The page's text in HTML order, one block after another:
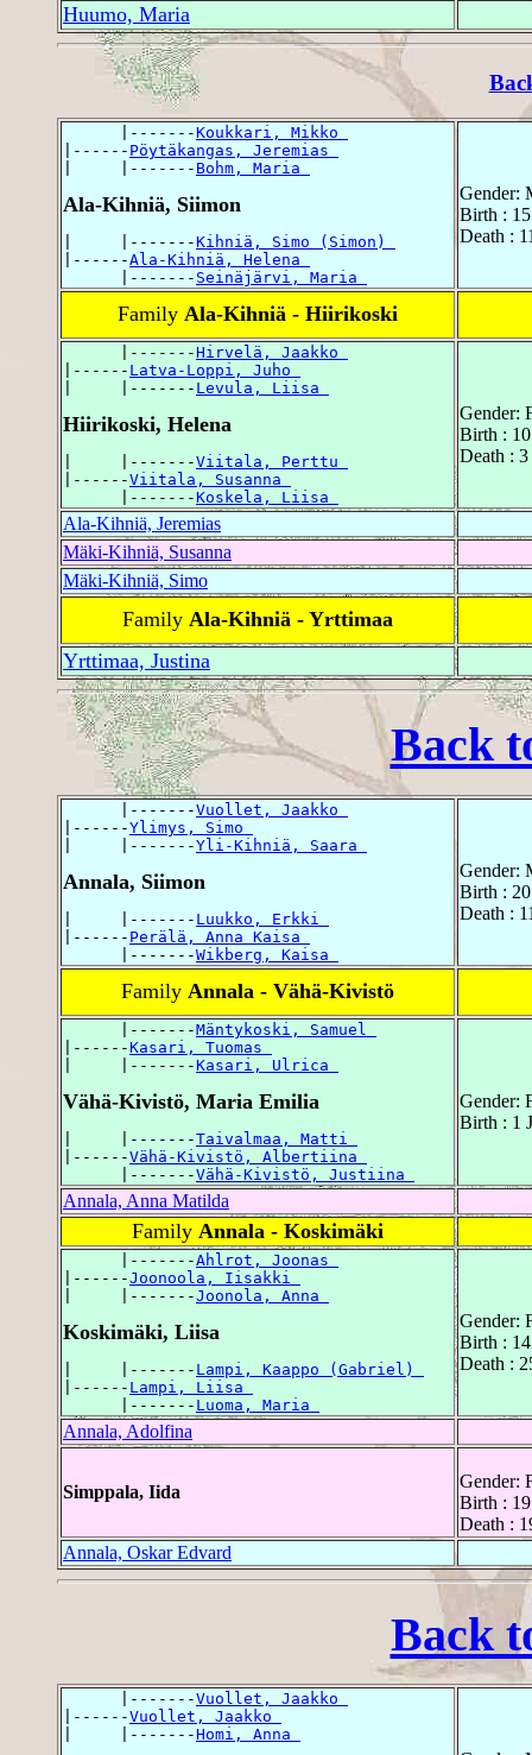
Huumo, Maria
      |-------
Koukkari, Mikko
|------ Pöytäkangas, Jeremias
|     |------- Bohm, Maria
Ala-Kihniä, Siimon
|     |-------Kihniä, Simo (Simon)
|------Ala-Kihniä, Helena
      |-------
Seinäjärvi, Maria
Gender:
Birth :
Death :
Family Ala-Kihniä - Hiirikoski
      |-------
Hirvelä, Jaakko
|------ Latva-Loppi, Juho
|     |------- Levula, Liisa
Hiirikoski, Helena
|     |-------Viitala, Perttu
|------Viitala, Susanna
      |-------
Koskela, Liisa
Gender:
Birth :
Death :
Ala-Kihniä, Jeremias
Mäki-Kihniä, Susanna
Mäki-Kihniä, Simo
Family Ala-Kihniä - Yrttimaa
Yrttimaa, Justina
Back
      |-------
Vuollet, Jaakko
|------Ylimys, Simo
|     |-------Yli-Kihniä, Saara
Annala, Siimon
|     |------- Luukko, Erkki
|------ Perälä, Anna Kaisa
      |-------
Wikberg, Kaisa
Gender:
Birth :
Death :
Family Annala - Vähä-Kivistö
      |-------
Mäntykoski, Samuel
|------Kasari, Tuomas
|     |-------Kasari, Ulrica
Vähä-Kivistö, Maria Emilia
|     |-------Taivalmaa, Matti
|------Vähä-Kivistö, Albertiina
      |-------
Vähä-Kivistö, Justiina
Gender:
Birth : 1
Annala, Anna Matilda
Family Annala - Koskimäki
      |-------
Ahlrot, Joonas
|------Joonoola, Iisakki
|     |-------Joonola, Anna
Koskimäki, Liisa
|     |------- Lampi, Kaappo (Gabriel)
|------ Lampi, Liisa
      |-------
Luoma, Maria
Gender:
Birth :
Death :
Annala, Adolfina
Simppala, Iida
Gender:
Birth :
Death :
Annala, Oskar Edvard
Back
      |-------
Vuollet, Jaakko
|------Vuollet, Jaakko
|     |-------Homi, Anna